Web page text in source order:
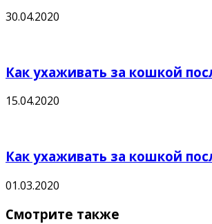
30.04.2020
Как ухаживать за кошкой
15.04.2020
Как ухаживать за кошкой
01.03.2020
Смотрите также